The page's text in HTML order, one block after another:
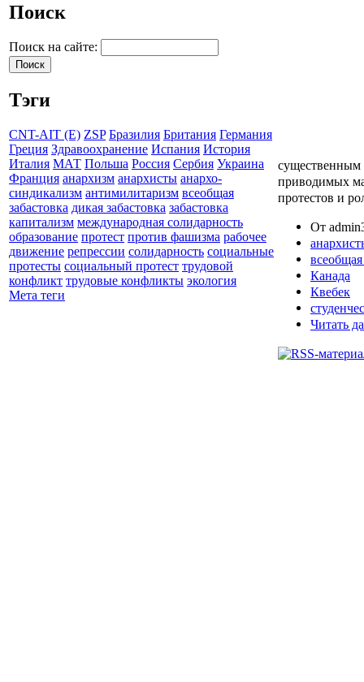
Поиск
Поиск на сайте:
Тэги
CNT-AIT (E) ZSP Бразилия Британия Германия
Греция Здравоохранение Испания История
Италия МАТ Польша Россия Сербия Украина
Франция анархизм анархисты анархо-
синдикализм антимилитаризм всеобщая
забастовка дикая забастовка забастовка
капитализм международная солидарность
образование протест против фашизма рабочее
движение репрессии солидарность социальные
протесты социальный протест трудовой
конфликт трудовые конфликты экология
Мета теги
существенным
приводимых
протестов и
От
всеобщая
Канада
Квебек
Читать